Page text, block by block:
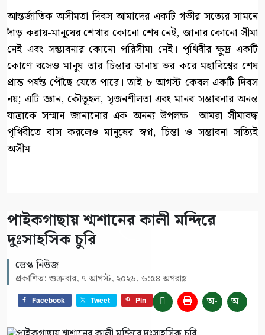
আন্তর্জাতিক অসীমতা দিবস আমাদের একটি গভীর সত্যের সামনে
দাঁড় করায়-মানুষের শেখার কোনো শেষ নেই, জানার কোনো সীমা
নেই এবং সম্ভাবনার কোনো পরিসীমা নেই। পৃথিবীর ক্ষুদ্র একটি
কোণে বসেও মানুষ তার চিন্তার ডানায় ভর করে মহাবিশ্বের শেষ
প্রান্ত পর্যন্ত পৌঁছে যেতে পারে। তাই ৮ আগস্ট কেবল একটি দিবস
নয়; এটি জ্ঞান, কৌতূহল, সৃজনশীলতা এবং মানব সম্ভাবনার অনন্ত
যাত্রাকে সম্মান জানানোর এক অনন্য উপলক্ষ। আমরা সীমাবদ্ধ
পৃথিবীতে বাস করলেও মানুষের স্বপ্ন, চিন্তা ও সম্ভাবনা সত্যিই
অসীম।
পাইকগাছায় শ্মশানের কালী মন্দিরে
দুঃসাহসিক চুরি
ডেস্ক নিউজ
প্রকাশিত: শুক্রবার, ৭ আগস্ট, ২০২৬, ৬:৫৪ অপরাহ্ণ
Facebook Tweet Pin অ- অ+